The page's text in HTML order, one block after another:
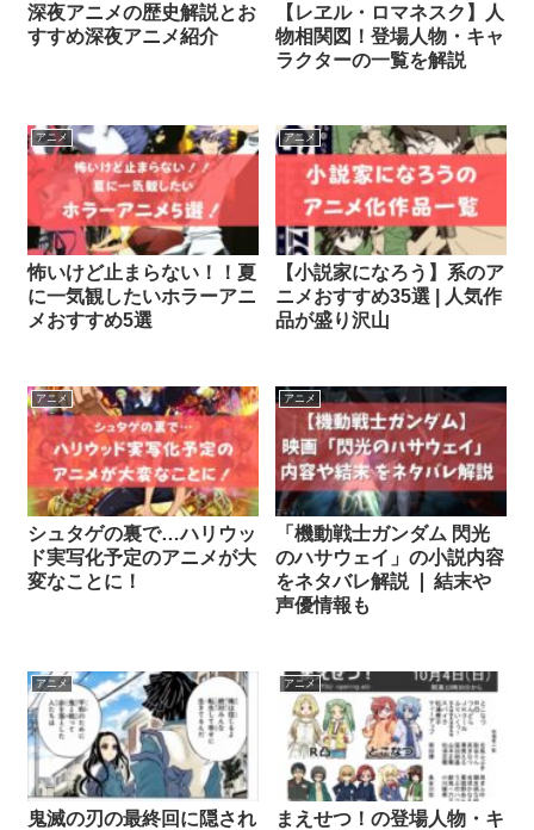
深夜アニメの歴史解説とお
すすめ深夜アニメ紹介
【レヱル・ロマネスク】人
物相関図！登場人物・キャ
ラクターの一覧を解説
アニメ
怖いけど止まらない！！夏
に一気観したいホラーアニ
メおすすめ5選
アニメ
【小説家になろう】系のア
ニメおすすめ35選 | 人気作
品が盛り沢山
アニメ
シュタゲの裏で…ハリウッ
ド実写化予定のアニメが大
変なことに！
アニメ
「機動戦士ガンダム 閃光
のハサウェイ」の小説内容
をネタバレ解説 ❘ 結末や
声優情報も
アニメ
鬼滅の刃の最終回に隠され
アニメ
まえせつ！の登場人物・キ